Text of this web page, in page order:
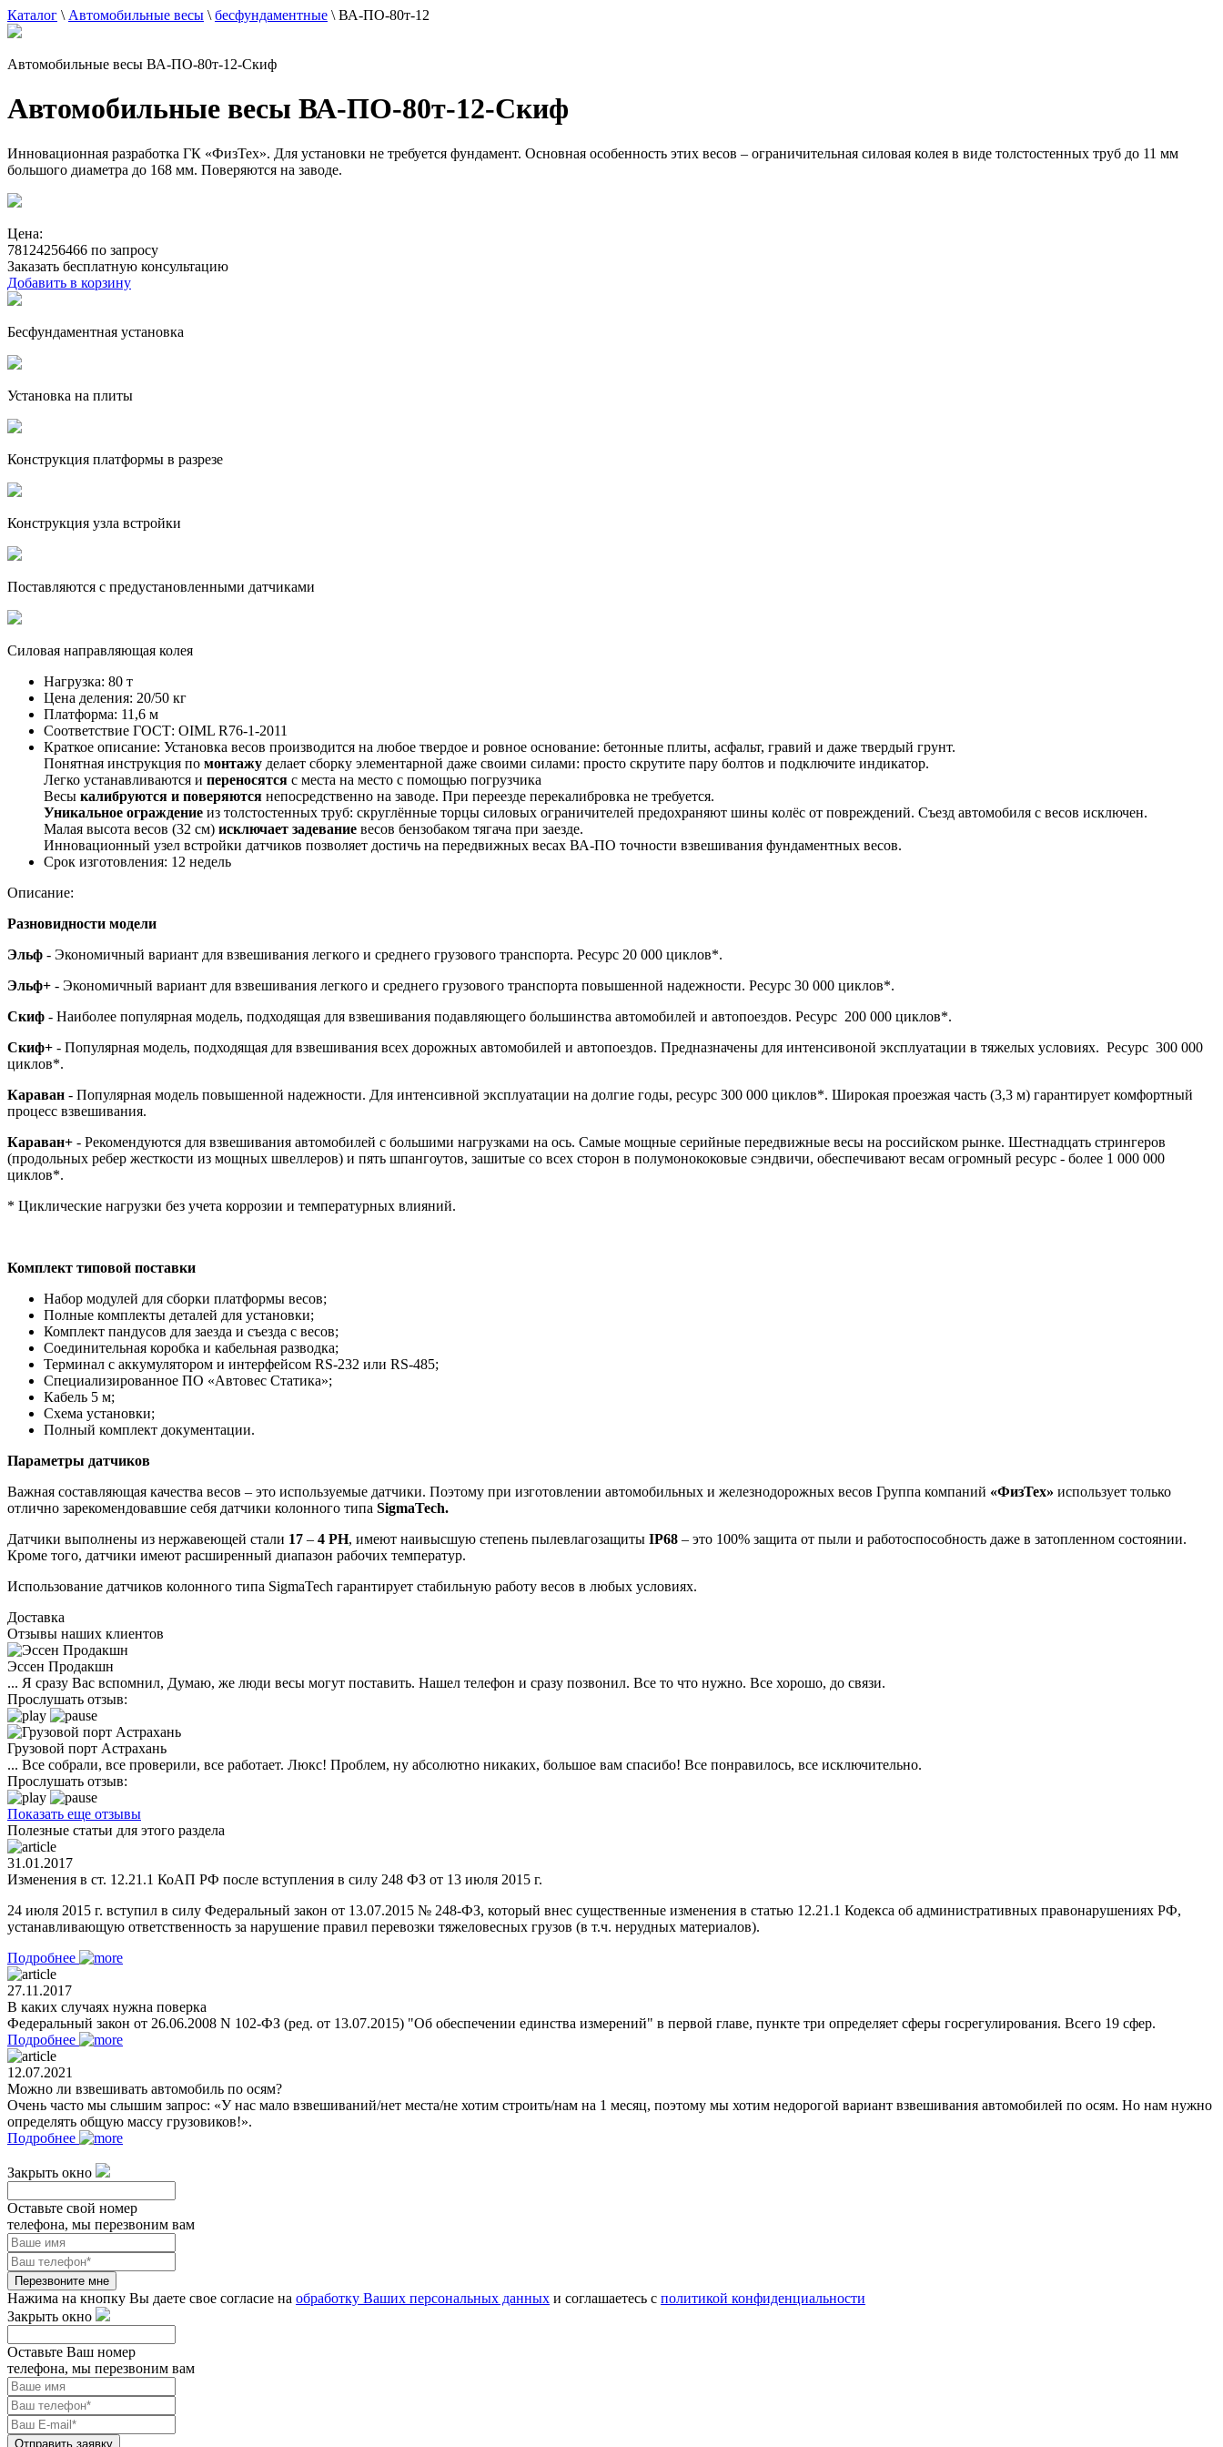
Каталог \ Автомобильные весы \ бесфундаментные \ ВА-ПО-80т-12
Автомобильные весы ВА-ПО-80т-12-Скиф
Автомобильные весы ВА-ПО-80т-12-Скиф
Инновационная разработка ГК «ФизТех». Для установки не требуется фундамент. Основная особенность этих весов – ограничительная силовая колея в виде толстостенных труб до 11 мм
большого диаметра до 168 мм. Поверяются на заводе.
Цена:
78124256466 по запросу
Заказать бесплатную консультацию
Добавить в корзину
Бесфундаментная установка
Установка на плиты
Конструкция платформы в разрезе
Конструкция узла встройки
Поставляются с предустановленными датчиками
Силовая направляющая колея
Нагрузка: 80 т
Цена деления: 20/50 кг
Платформа: 11,6 м
Соответствие ГОСТ: OIML R76-1-2011
Краткое описание: Установка весов производится на любое твердое и ровное основание: бетонные плиты, асфальт, гравий и даже твердый грунт.
Понятная инструкция по монтажу делает сборку элементарной даже своими силами: просто скрутите пару болтов и подключите индикатор.
Легко устанавливаются и переносятся с места на место с помощью погрузчика
Весы калибруются и поверяются непосредственно на заводе. При переезде перекалибровка не требуется.
Уникальное ограждение из толстостенных труб: скруглённые торцы силовых ограничителей предохраняют шины колёс от повреждений. Съезд автомобиля с весов исключен.
Малая высота весов (32 см) исключает задевание весов бензобаком тягача при заезде.
Инновационный узел встройки датчиков позволяет достичь на передвижных весах ВА-ПО точности взвешивания фундаментных весов.
Срок изготовления: 12 недель
Описание:
Разновидности модели
Эльф - Экономичный вариант для взвешивания легкого и среднего грузового транспорта. Ресурс 20 000 циклов*.
Эльф+ - Экономичный вариант для взвешивания легкого и среднего грузового транспорта повышенной надежности. Ресурс 30 000 циклов*.
Скиф - Наиболее популярная модель, подходящая для взвешивания подавляющего большинства автомобилей и автопоездов. Ресурс 200 000 циклов*.
Скиф+ - Популярная модель, подходящая для взвешивания всех дорожных автомобилей и автопоездов. Предназначены для интенсивоной эксплуатации в тяжелых условиях. Ресурс 300 000
циклов*.
Караван - Популярная модель повышенной надежности. Для интенсивной эксплуатации на долгие годы, ресурс 300 000 циклов*. Широкая проезжая часть (3,3 м) гарантирует комфортный
процесс взвешивания.
Караван+ - Рекомендуются для взвешивания автомобилей с большими нагрузками на ось. Самые мощные серийные передвижные весы на российском рынке. Шестнадцать стрингеров
(продольных ребер жесткости из мощных швеллеров) и пять шпангоутов, зашитые со всех сторон в полумонококовые сэндвичи, обеспечивают весам огромный ресурс - более 1 000 000
циклов*.
* Циклические нагрузки без учета коррозии и температурных влияний.
Комплект типовой поставки
Набор модулей для сборки платформы весов;
Полные комплекты деталей для установки;
Комплект пандусов для заезда и съезда с весов;
Соединительная коробка и кабельная разводка;
Терминал с аккумулятором и интерфейсом RS-232 или RS-485;
Специализированное ПО «Автовес Статика»;
Кабель 5 м;
Схема установки;
Полный комплект документации.
Параметры датчиков
Важная составляющая качества весов – это используемые датчики. Поэтому при изготовлении автомобильных и железнодорожных весов Группа компаний «ФизТех» использует только
отлично зарекомендовавшие себя датчики колонного типа SigmaTech.
Датчики выполнены из нержавеющей стали 17 – 4 PH, имеют наивысшую степень пылевлагозащиты IP68 – это 100% защита от пыли и работоспособность даже в затопленном состоянии.
Кроме того, датчики имеют расширенный диапазон рабочих температур.
Использование датчиков колонного типа SigmaTech гарантирует стабильную работу весов в любых условиях.
Доставка
Отзывы наших клиентов
Эссен Продакшн
... Я сразу Вас вспомнил, Думаю, же люди весы могут поставить. Нашел телефон и сразу позвонил. Все то что нужно. Все хорошо, до связи.
Прослушать отзыв:
Грузовой порт Астрахань
... Все собрали, все проверили, все работает. Люкс! Проблем, ну абсолютно никаких, большое вам спасибо! Все понравилось, все исключительно.
Прослушать отзыв:
Показать еще отзывы
Полезные статьи для этого раздела
31.01.2017
Изменения в ст. 12.21.1 КоАП РФ после вступления в силу 248 ФЗ от 13 июля 2015 г.
24 июля 2015 г. вступил в силу Федеральный закон от 13.07.2015 № 248-ФЗ, который внес существенные изменения в статью 12.21.1 Кодекса об административных правонарушениях РФ,
устанавливающую ответственность за нарушение правил перевозки тяжеловесных грузов (в т.ч. нерудных материалов).
Подробнее
27.11.2017
В каких случаях нужна поверка
Федеральный закон от 26.06.2008 N 102-ФЗ (ред. от 13.07.2015) "Об обеспечении единства измерений" в первой главе, пункте три определяет сферы госрегулирования. Всего 19 сфер.
Подробнее
12.07.2021
Можно ли взвешивать автомобиль по осям?
Очень часто мы слышим запрос: «У нас мало взвешиваний/нет места/не хотим строить/нам на 1 месяц, поэтому мы хотим недорогой вариант взвешивания автомобилей по осям. Но нам нужно
определять общую массу грузовиков!».
Подробнее
Закрыть окно
Оставьте свой номер
телефона, мы перезвоним вам
Перезвоните мне
Нажима на кнопку Вы даете свое согласие на обработку Ваших персональных данных и соглашаетесь с политикой конфиденциальности
Закрыть окно
Оставьте Ваш номер
телефона, мы перезвоним вам
Отправить заявку